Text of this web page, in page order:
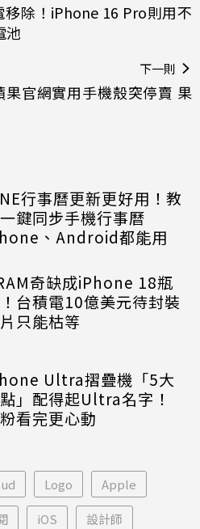
除！iPhone 16 Pro則用不
池
下一則
官網實用手機殼突停賣 果
行事曆更新更好用！教
鍵同步手機行事曆
、Android都能用
奇缺成iPhone 18瓶
台積電10億美元待封裝
只能枯等
Ultra摺疊機「5大
」配得起Ultra名字！
看完更心動
Logo Apple
iOS 設計師